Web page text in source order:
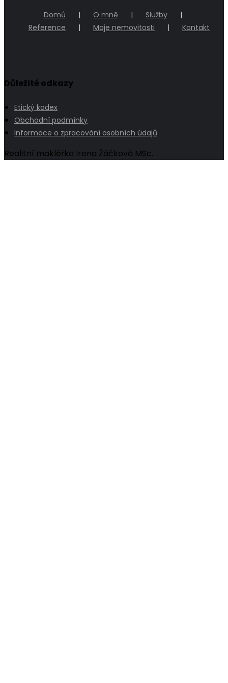
Důležité odkazy
Etický kodex
Obchodní podmínky
Informace o zpracování osobních údajů
Domů O mně
Služby
Reference
Moje nemovitosti Kontakt
Realitní makléřka Irena Žáčková MSc.